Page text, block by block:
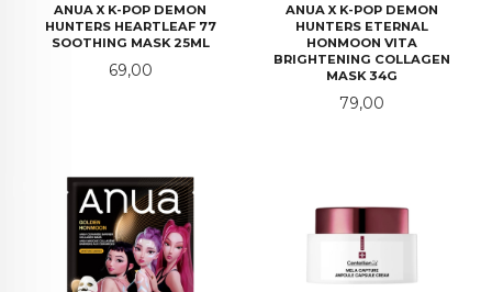
ANUA X K-POP DEMON
HUNTERS HEARTLEAF 77
SOOTHING MASK 25ML
Pris
69,00
ANUA X K-POP DEMON
HUNTERS ETERNAL
HONMOON VITA
BRIGHTENING COLLAGEN
MASK 34G
Pris
79,00